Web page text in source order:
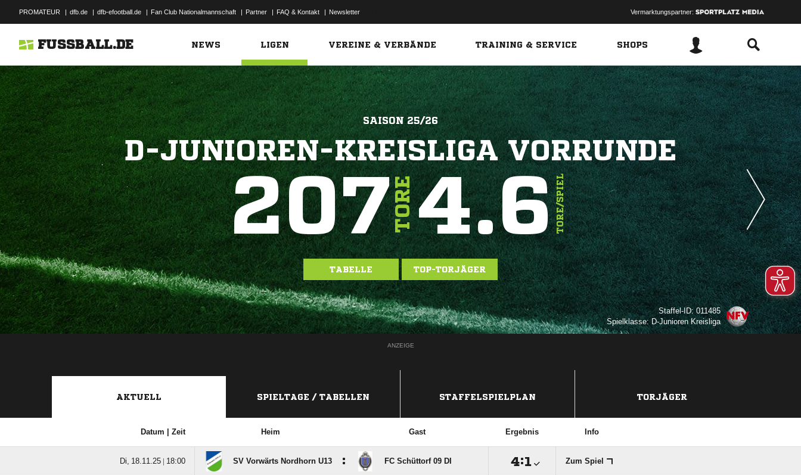
PROMATEUR | dfb.de | dfb-efootball.de | Fan Club Nationalmannschaft | Partner | FAQ & Kontakt | Newsletter Vermarktungspartner:
FUSSBALL.DE NEWS LIGEN VEREINE & VERBÄNDE TRAINING & SERVICE SHOPS
SAISON 25/26
D-JUNIOREN-KREISLIGA VORRUNDE
207TORE4.6TORE/SPIEL
TABELLE TOP-TORJÄGER
Staffel-ID: 011485
Spielklasse: D-Junioren Kreisliga
ANZEIGE
AKTUELL SPIELTAGE / TABELLEN STAFFELSPIELPLAN TORJÄGER
Datum | Zeit Heim Gast Ergebnis Info
  |  SV Vorwärts Nordhorn U13 : FC Schüttorf 09 DI : Zum Spiel